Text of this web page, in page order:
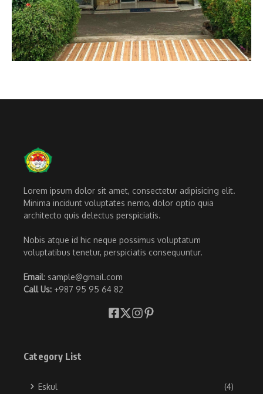
Lorem ipsum dolor sit amet, consectetur adipisicing elit.
Minima incidunt voluptates nemo, dolor optio quia
architecto quis delectus perspiciatis.
Nobis atque id hic neque possimus voluptatum
voluptatibus tenetur, perspiciatis consequuntur.
Email: sample@gmail.com
Call Us: +987 95 95 64 82
Category List
Eskul (4)